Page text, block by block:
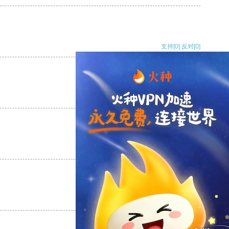
支持[0] 反对[0]
支持[0] 反对
支持
反对 [0]